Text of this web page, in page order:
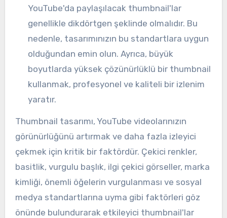
YouTube'da paylaşılacak thumbnail'lar
genellikle dikdörtgen şeklinde olmalıdır. Bu
nedenle, tasarımınızın bu standartlara uygun
olduğundan emin olun. Ayrıca, büyük
boyutlarda yüksek çözünürlüklü bir thumbnail
kullanmak, profesyonel ve kaliteli bir izlenim
yaratır.
Thumbnail tasarımı, YouTube videolarınızın
görünürlüğünü artırmak ve daha fazla izleyici
çekmek için kritik bir faktördür. Çekici renkler,
basitlik, vurgulu başlık, ilgi çekici görseller, marka
kimliği, önemli öğelerin vurgulanması ve sosyal
medya standartlarına uyma gibi faktörleri göz
önünde bulundurarak etkileyici thumbnail'lar